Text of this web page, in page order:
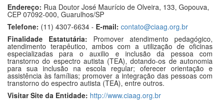
Endereço: Rua Doutor José Maurício de Olveira, 133, Gopouva,
CEP 07092-000, Guarulhos/SP
Telefone: (11) 4307-6634 - E-mail: contato@ciaag.org.br
Finalidade Estatutária: Promover atendimento pedagógico,
atendimento terapêutico, ambos com a utilização de oficinas
especializadas para o auxilio e inclusão da pessoa com
transtorno do espectro autista (TEA), dotando-os de autonomia
para sua inclusão na escola regular; oferecer orientação e
assistência às famílias; promover a integração das pessoas com
transtorno do espectro autista (TEA), entre outros.
Visitar Site da Entidade: http://www.ciaag.org.br